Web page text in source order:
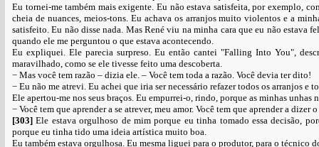
Eu tornei-me também mais exigente. Eu não estava satisfeita, por exemplo,
cheia de nuances, meios-tons. Eu achava os arranjos muito violentos e a
satisfeito. Eu não disse nada. Mas René viu na minha cara que eu não estava
quando ele me perguntou o que estava acontecendo.
Eu expliquei. Ele parecia surpreso. Eu então cantei "Falling Into You",
maravilhado, como se ele tivesse feito uma descoberta.
− Mas você tem razão – dizia ele. – Você tem toda a razão. Você devia ter dito!
− Eu não me atrevi. Eu achei que iria ser necessário refazer todos os arranjos e
Ele apertou-me nos seus braços. Eu empurrei-o, rindo, porque as minhas unhas
− Você tem que aprender a se atrever, meu amor. Você tem que aprender a dizer
[303]Ele estava orgulhoso de mim porque eu tinha tomado essa decisão,
porque eu tinha tido uma ideia artística muito boa.
Eu também estava orgulhosa. Eu mesma liguei para o produtor, para o técnico